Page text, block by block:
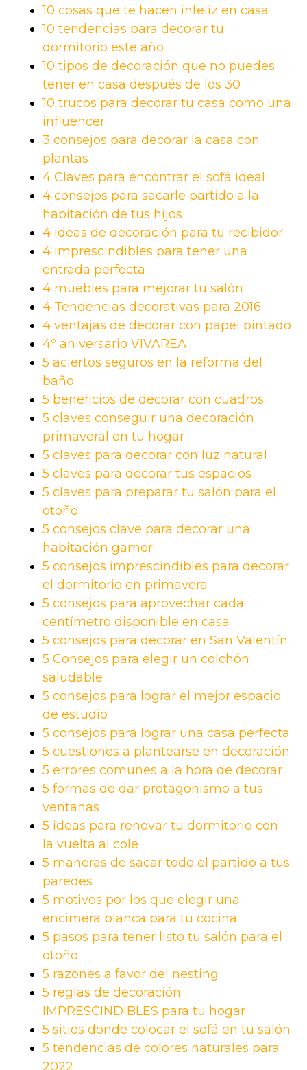
10 cosas que te hacen infeliz en casa
10 tendencias para decorar tu
dormitorio este año
10 tipos de decoración que no puedes
tener en casa después de los 30
10 trucos para decorar tu casa como una
influencer
3 consejos para decorar la casa con
plantas
4 Claves para encontrar el sofá ideal
4 consejos para sacarle partido a la
habitación de tus hijos
4 ideas de decoración para tu recibidor
4 imprescindibles para tener una
entrada perfecta
4 muebles para mejorar tu salón
4 Tendencias decorativas para 2016
4 ventajas de decorar con papel pintado
4º aniversario VIVAREA
5 aciertos seguros en la reforma del
baño
5 beneficios de decorar con cuadros
5 claves conseguir una decoración
primaveral en tu hogar
5 claves para decorar con luz natural
5 claves para decorar tus espacios
5 claves para preparar tu salón para el
otoño
5 consejos clave para decorar una
habitación gamer
5 consejos imprescindibles para decorar
el dormitorio en primavera
5 consejos para aprovechar cada
centímetro disponible en casa
5 consejos para decorar en San Valentín
5 Consejos para elegir un colchón
saludable
5 consejos para lograr el mejor espacio
de estudio
5 consejos para lograr una casa perfecta
5 cuestiones a plantearse en decoración
5 errores comunes a la hora de decorar
5 formas de dar protagonismo a tus
ventanas
5 ideas para renovar tu dormitorio con
la vuelta al cole
5 maneras de sacar todo el partido a tus
paredes
5 motivos por los que elegir una
encimera blanca para tu cocina
5 pasos para tener listo tu salón para el
otoño
5 razones a favor del nesting
5 reglas de decoración
IMPRESCINDIBLES para tu hogar
5 sitios donde colocar el sofá en tu salón
5 tendencias de colores naturales para
2022